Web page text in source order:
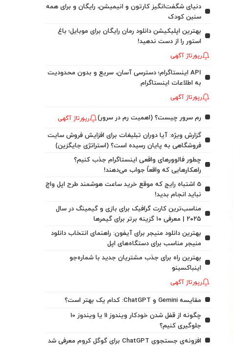
دنیای شگفت‌انگیز کارتون و انیمیشن، رایگان و برای همه
سنین کودک
بهترین اپلیکیشن دانلود رمان رایگان برای موبایل؛ باغ
استور را از دست ندهید!
رپورتاژ آگهی
API اینستاگرام؛ دسترسی آسان، سریع و بدون محدودیت
به اطلاعات اینستاگرام
رپورتاژ آگهی
رم سرور چیست؟ (اهمیت رم در سرور) رپورتاژ آگهی
گزارش ویژه: آیا دوران تبلیغات برای افزایش فروش سایت
فروشگاهی به پایان رسیده است؟ (استراتژی جایگزین)
چطور فالوورهای واقعی اینستاگرام جذب کنیم؟
راهکارهایی که واقعاً جواب می‌دهند!
5 اشتباه رایج که موقع خرید ساعت هوشمند طرح اپل واچ
نباید انجام بدید!
مناسب‌ترین کارت گرافیک برای بازی و گیمینگ در سال
۲۰۲۵ | معرفی ۱۰ گزینه برتر برای گیمرها
بهترین دانلود منیجر برای آیفون: راهنمای انتخاب دانلود
منیجر مناسب برای دستگاه‌های اپل
بهترین راه برای جذب مشتریان جدید با شماره‌جو
اینباکسینو
رپورتاژ آگهی
مقایسه Gemini و ChatGPT: کدام یک بهتر است؟
چگونه از قفل شدن خودکار ویندوز 11 یا ویندوز 10
جلوگیری کنیم؟
افزونه‌ی جستجوی ChatGPT برای گوگل کروم معرفی شد